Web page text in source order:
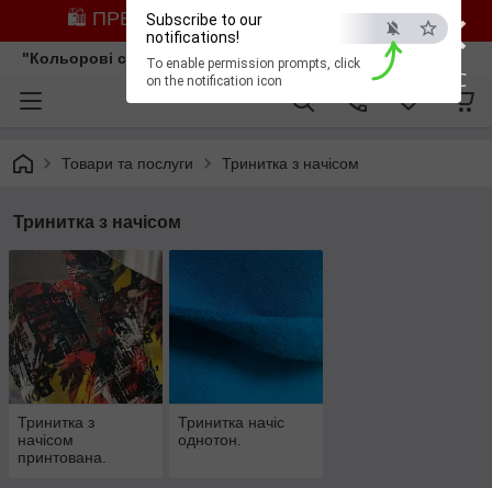
×
ESC
Subscribe to our
notifications!
To enable permission prompts, click
on the notification icon
🛍️ ПРЕДЗАМОВЛЕННЯ ЗІ ЗНИЖКОЮ
"Кольорові сни"
Товари та послуги Тринитка з начісом
Тринитка з начісом
Тринитка з
начісом
принтована.
Тринитка начіс
однотон.